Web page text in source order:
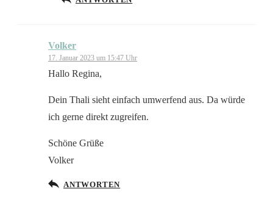
Volker
17. Januar 2023 um 15:47 Uhr
Hallo Regina,
Dein Thali sieht einfach umwerfend aus. Da würde
ich gerne direkt zugreifen.
Schöne Grüße
Volker
ANTWORTEN